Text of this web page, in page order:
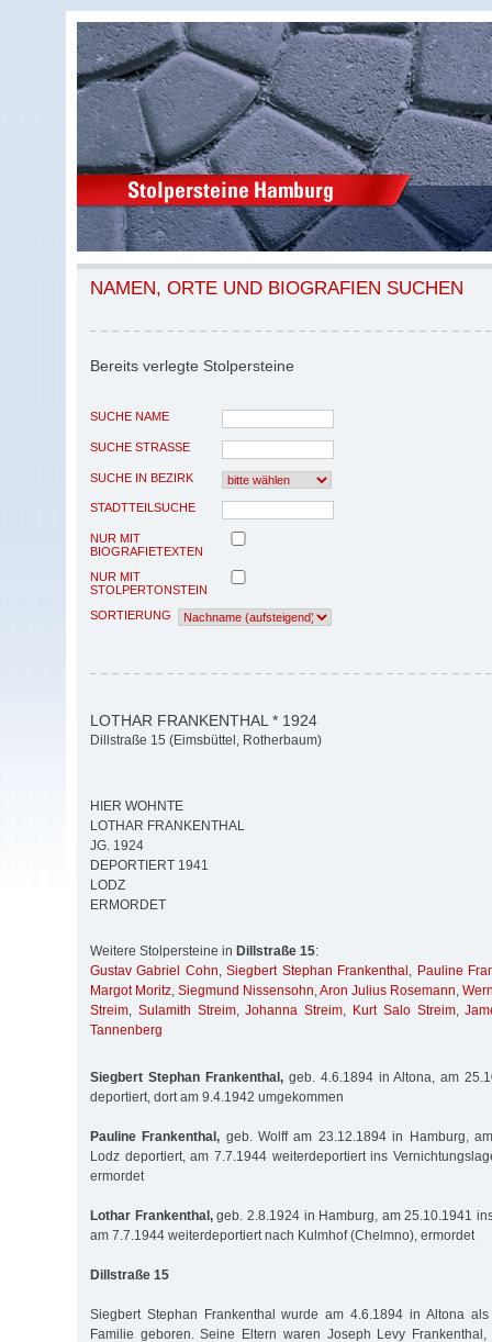
NAMEN, ORTE UND BIOGRAFIEN SUCHEN
Bereits verlegte Stolpersteine
SUCHE NAME
SUCHE STRASSE
SUCHE IN BEZIRK
STADTTEILSUCHE
NUR MIT
BIOGRAFIETEXTEN
NUR MIT
STOLPERTONSTEIN
SORTIERUNG
LOTHAR FRANKENTHAL * 1924
Dillstraße 15 (Eimsbüttel, Rotherbaum)
HIER WOHNTE
LOTHAR FRANKENTHAL
JG. 1924
DEPORTIERT 1941
LODZ
ERMORDET
Weitere Stolpersteine in Dillstraße 15:
Gustav Gabriel Cohn,Siegbert Stephan Frankenthal , Pauline
Margot Moritz, Siegmund Nissensohn,Aron Julius Rosemann,
Streim, Sulamith Streim,Johanna Streim, Kurt Salo Streim,
Tannenberg
Siegbert Stephan Frankenthal,geb. 4.6.1894 in Altona, am
deportiert, dort am 9.4.1942 umgekommen
Pauline Frankenthal, geb. Wolff am 23.12.1894 in Hamburg,
Lodz deportiert, am 7.7.1944 weiterdeportiert ins
ermordet
Lothar Frankenthal,geb. 2.8.1924 in Hamburg, am 25.10.1941
am 7.7.1944 weiterdeportiert nach Kulmhof (Chelmno), ermordet
Dillstraße 15
Siegbert Stephan Frankenthal wurde am 4.6.1894 in Altona
Familie geboren. Seine Eltern waren Joseph Levy